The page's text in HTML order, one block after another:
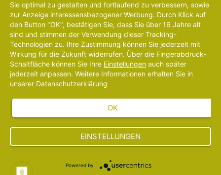
Sie optimal zu gestalten und fortlaufend zu verbessern, sowie
zur Anzeige interessensbezogener Werbung. Durch Klick auf
den Button "OK", bestätigen Sie, dass Sie über 16 Jahre alt
sind und stimmen der Verwendung dieser Tracking-
Technologien zu. Ihre Zustimmung können Sie jederzeit mit
Wirkung für die Zukunft widerrufen. Über die Fingerabdruck-
Schaltfläche können Sie Ihre Einstellungen auch später
jederzeit anpassen. Weitere Informationen erhalten Sie in
unserer Datenschutzerklärung
OK
EINSTELLUNGEN
Powered by